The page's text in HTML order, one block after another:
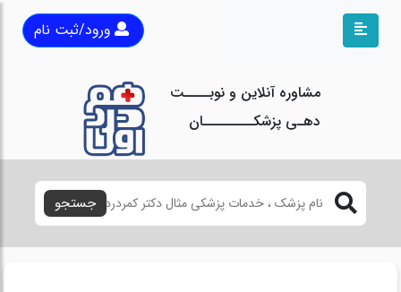
ورود/ثبت نام
مشاوره آنلاین و نوبــــت
دهـی پزشکــــــــان
جستجو